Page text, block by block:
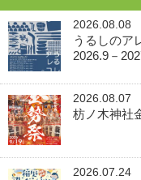
2026.08.08
うるしのア
2026.9－
2026.08.07
枋ノ木神社
2026.07.24